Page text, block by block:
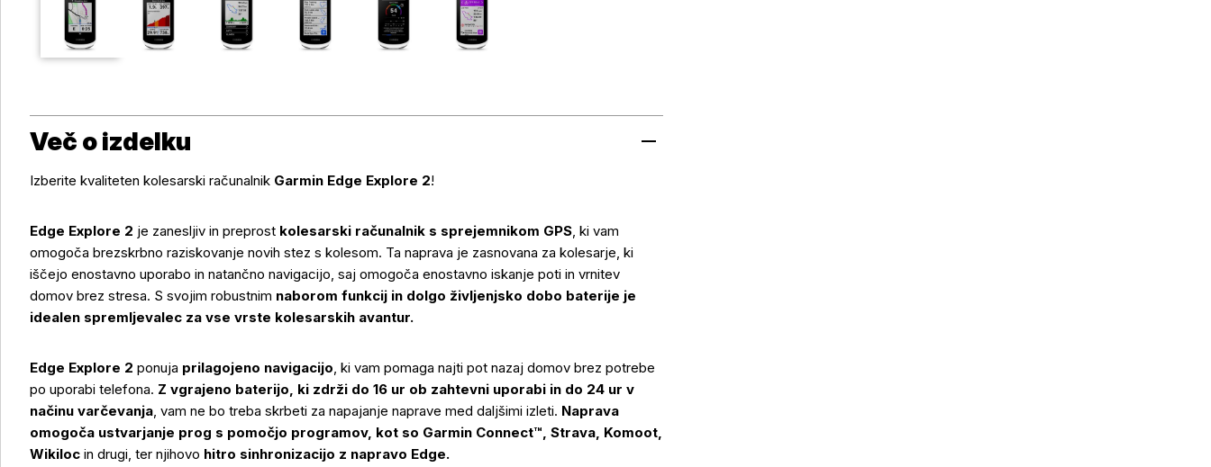
Več o izdelku
Izberite kvaliteten kolesarski računalnik Garmin Edge Explore 2!
Edge Explore 2 je zanesljiv in preprost kolesarski računalnik s sprejemnikom GPS, ki vam
omogoča brezskrbno raziskovanje novih stez s kolesom. Ta naprava je zasnovana za kolesarje, ki
iščejo enostavno uporabo in natančno navigacijo, saj omogoča enostavno iskanje poti in vrnitev
domov brez stresa. S svojim robustnim naborom funkcij in dolgo življenjsko dobo baterije je
idealen spremljevalec za vse vrste kolesarskih avantur.
Edge Explore 2 ponuja prilagojeno navigacijo, ki vam pomaga najti pot nazaj domov brez potrebe
po uporabi telefona. Z vgrajeno baterijo, ki zdrži do 16 ur ob zahtevni uporabi in do 24 ur v
načinu varčevanja, vam ne bo treba skrbeti za napajanje naprave med daljšimi izleti. Naprava
omogoča ustvarjanje prog s pomočjo programov, kot so Garmin Connect™, Strava, Komoot,
Wikiloc in drugi, ter njihovo hitro sinhronizacijo z napravo Edge.